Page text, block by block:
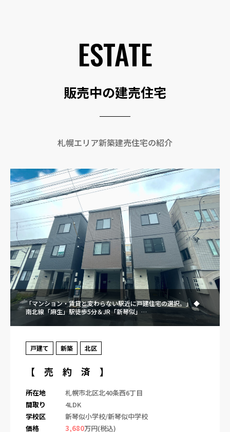
ESTATE
販売中の建売住宅
札幌エリア新築建売住宅の紹介
「マンション・賃貸と変わらない駅近に戸建住宅の選択。」 ◆
南北線「麻生」駅徒歩5分＆JR「新琴似」…
戸建て 新築 北区
【 売 約 済 】
所在地
札幌市北区北40条西6丁目
間取り
4LDK
学校区
新琴似小学校/新琴似中学校
価格
3,680万円(税込)